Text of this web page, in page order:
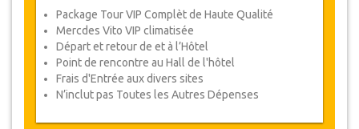
#### ############ ############ #######
############
Disponibilité du package
Nous vous prions de vérifier la disponibilité des
Package Tour VIP Complèt de Haute Qualité
Mercdes Vito VIP climatisée
Départ et retour de et à l’Hôtel
Point de rencontre au Hall de l'hôtel
Frais d'Entrée aux divers sites
N’inclut pas Toutes les Autres Dépenses